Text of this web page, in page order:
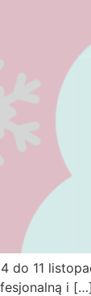
do 11
i […]